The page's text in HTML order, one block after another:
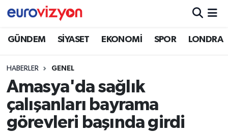
GÜNDEM SİYASET EKONOMİ SPOR LONDRA
HABERLER GENEL
Amasya'da sağlık
çalışanları bayrama
görevleri başında girdi